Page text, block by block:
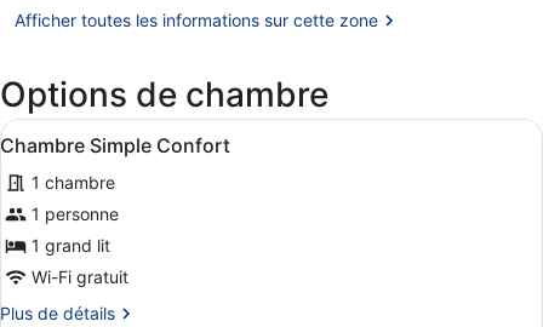
(KIR-
Afficher toutes les informations sur cette zone
Options de chambre
Afficher
toutes
les
photos
pour
ce
Une chambre avec un grand lit,
8
Chambre Simple Confort
1 chambre
1 personne
1 grand lit
Wi-Fi gratuit
Plus de détails
Plus